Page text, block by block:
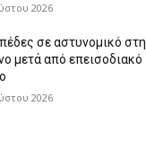
2026
σε αστυνομικό στη
μετά από επεισοδιακό
2026